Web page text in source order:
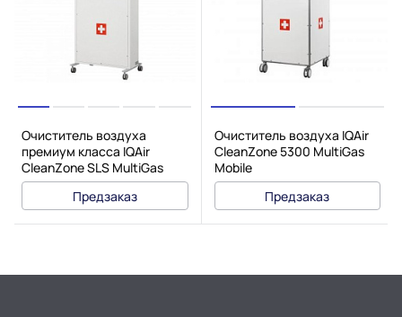
Очиститель воздуха
премиум класса IQAir
CleanZone SLS MultiGas
Предзаказ
Очиститель воздуха IQAir
CleanZone 5300 MultiGas
Mobile
Предзаказ